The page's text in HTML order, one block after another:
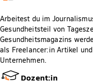
Arbeitest du im
Gesundheitsteil von
Gesundheitsmagazins
als Freelancer:in Artikel
Unternehmen.
Dozent:in